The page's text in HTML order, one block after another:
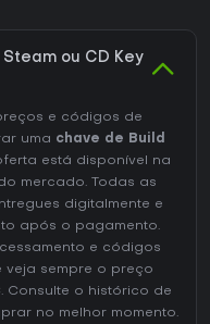
ou CD Key
e códigos de
uma chave de Build
está disponível na
mercado. Todas as
digitalmente e
após o pagamento.
e códigos
sempre o preço
. Consulte o histórico de
no melhor momento.